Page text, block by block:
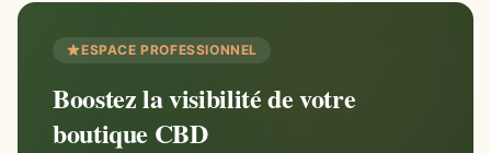
ESPACE PROFESSIONNEL
Boostez la visibilité de votre
boutique CBD